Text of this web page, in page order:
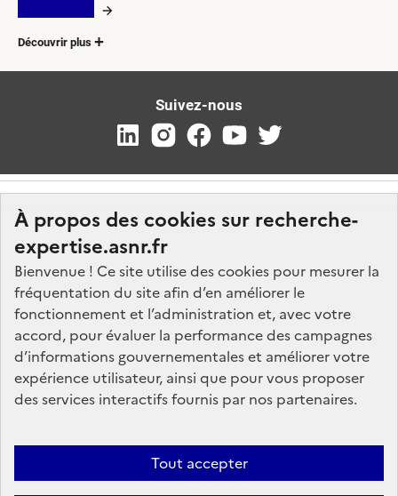
À propos des cookies sur recherche-
expertise.asnr.fr
Bienvenue ! Ce site utilise des cookies pour mesurer la
fréquentation du site afin d’en améliorer le
fonctionnement et l’administration et, avec votre
accord, pour évaluer la performance des campagnes
d’informations gouvernementales et améliorer votre
expérience utilisateur, ainsi que pour vous proposer
des services interactifs fournis par nos partenaires.
Tout accepter
Découvrir plus
Suivez-nous
Nos marchés
Nos offres d'emploi
FAQ
Glossaire
Plan du site